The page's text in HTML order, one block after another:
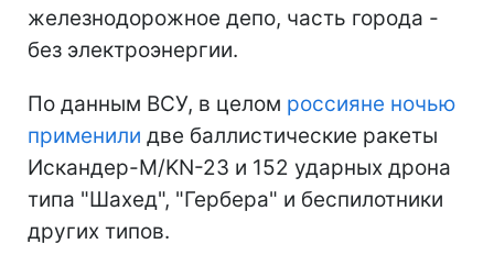
железнодорожное депо, часть города -
без электроэнергии.
По данным ВСУ, в целом россияне ночью
применили две баллистические ракеты
Искандер-М/KN-23 и 152 ударных дрона
типа "Шахед", "Гербера" и беспилотники
других типов.